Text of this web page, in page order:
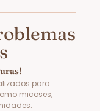
para
micoses,